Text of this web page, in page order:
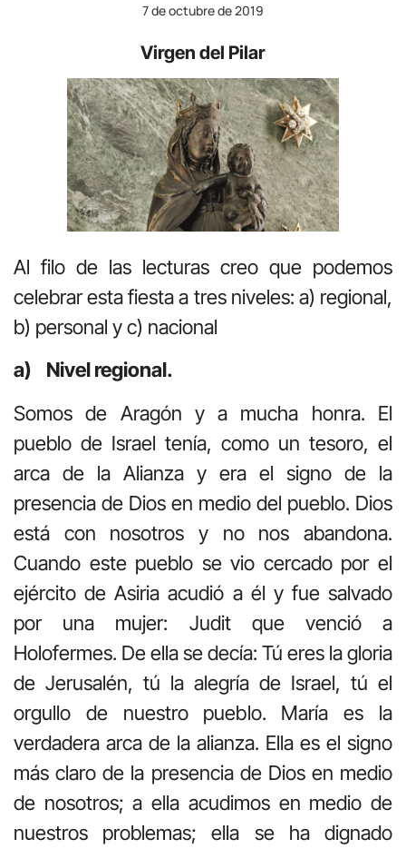
7 de octubre de 2019
Virgen del Pilar
Al filo de las lecturas creo que podemos
celebrar esta fiesta a tres niveles: a) regional,
b) personal y c) nacional
a) Nivel regional.
Somos de Aragón y a mucha honra. El
pueblo de Israel tenía, como un tesoro, el
arca de la Alianza y era el signo de la
presencia de Dios en medio del pueblo. Dios
está con nosotros y no nos abandona.
Cuando este pueblo se vio cercado por el
ejército de Asiria acudió a él y fue salvado
por una mujer: Judit que venció a
Holofermes. De ella se decía: Tú eres la gloria
de Jerusalén, tú la alegría de Israel, tú el
orgullo de nuestro pueblo. María es la
verdadera arca de la alianza. Ella es el signo
más claro de la presencia de Dios en medio
de nosotros; a ella acudimos en medio de
nuestros problemas; ella se ha dignado